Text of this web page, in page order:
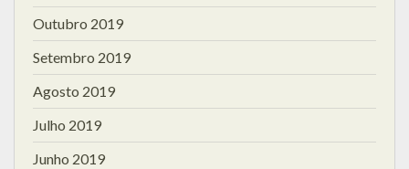
Outubro 2019
Setembro 2019
Agosto 2019
Julho 2019
Junho 2019